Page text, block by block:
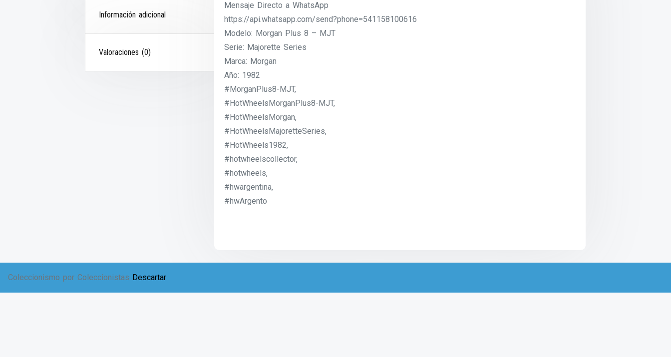
Coleccionismo por Coleccionistas Descartar
Información adicional
Valoraciones (0)
Mensaje Directo a WhatsApp
https://api.whatsapp.com/send?phone=541158100616
Modelo: Morgan Plus 8 – MJT
Serie: Majorette Series
Marca: Morgan
Año: 1982
#MorganPlus8-MJT,
#HotWheelsMorganPlus8-MJT,
#HotWheelsMorgan,
#HotWheelsMajoretteSeries,
#HotWheels1982,
#hotwheelscollector,
#hotwheels,
#hwargentina,
#hwArgento
Productos relacionados